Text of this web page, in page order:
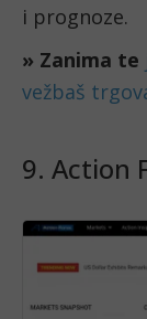
i prognoze.
» Zanima te
vežbaš
9. Action